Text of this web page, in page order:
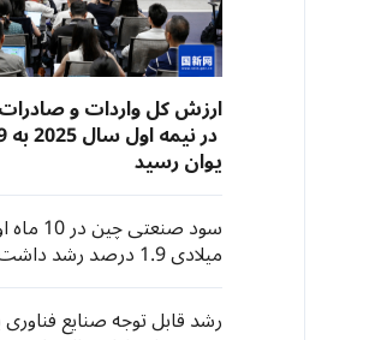
ارزش کل واردات و
یوان رسید
سود
میلادی 1.9 درصد رشد داشت
رشد قابل توجه صنایع